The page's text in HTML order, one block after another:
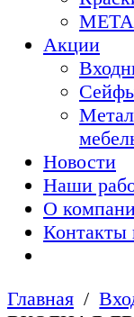
Акции
Новости
Наши
О
Контакты
Главная